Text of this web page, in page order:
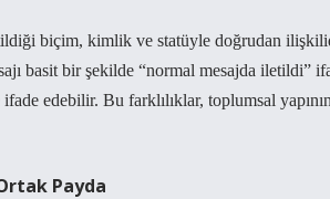
biçim, kimlik ve statüyle doğrudan
basit bir şekilde “normal mesajda iletildi”
edebilir. Bu farklılıklar, toplumsal
Payda